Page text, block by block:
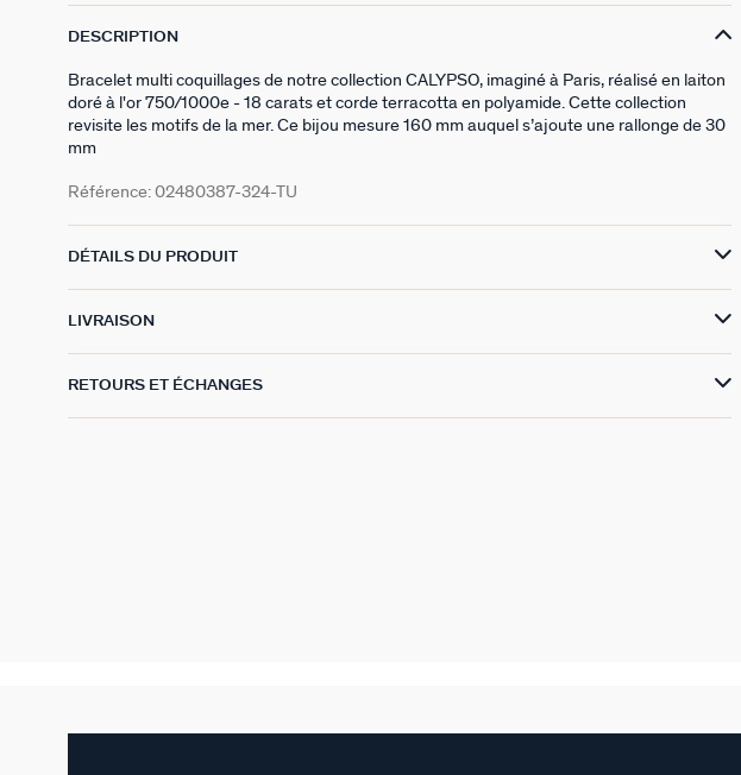
DESCRIPTION
Bracelet multi coquillages de notre collection CALYPSO, imaginé à Paris, réalisé en laiton
doré à l'or 750/1000e - 18 carats et corde terracotta en polyamide. Cette collection
revisite les motifs de la mer. Ce bijou mesure 160 mm auquel s’ajoute une rallonge de 30
mm
Référence: 02480387-324-TU
DÉTAILS DU PRODUIT
LIVRAISON
RETOURS ET ÉCHANGES